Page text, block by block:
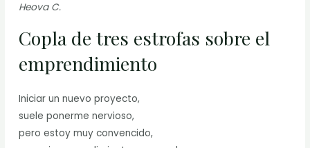
Heova C.
Copla de tres estrofas sobre el
emprendimiento
Iniciar un nuevo proyecto,
suele ponerme nervioso,
pero estoy muy convencido,